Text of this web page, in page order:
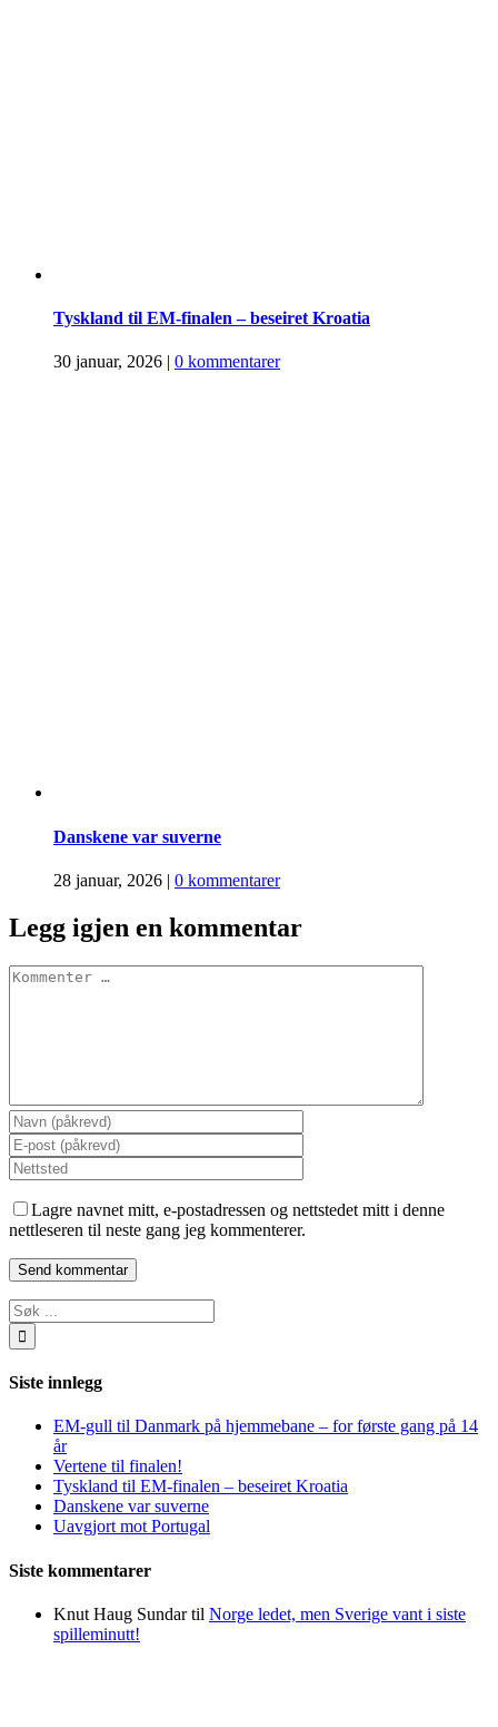
Tyskland til EM-finalen – beseiret Kroatia
30 januar, 2026 0 kommentarer
Danskene var suverne
28 januar, 2026 | 0 kommentarer
Legg igjen en kommentar
Comment
Lagre navnet mitt, e-postadressen og nettstedet mitt i denne
nettleseren til neste gang jeg kommenterer.
Søk
…
Siste innlegg
EM-gull til Danmark på hjemmebane – for første gang på 14
år
Vertene til finalen!
Tyskland til EM-finalen – beseiret Kroatia
Danskene var suverne
Uavgjort mot Portugal
Siste kommentarer
Knut Haug Sundartil Norge ledet, men Sverige vant i siste
spilleminutt!